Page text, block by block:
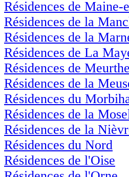
Résidences de Maine-
Résidences de la
Résidences de la
Résidences de La
Résidences de
Résidences de la
Résidences du
Résidences de la
Résidences de la
Résidences du Nord
Résidences de l'Oise